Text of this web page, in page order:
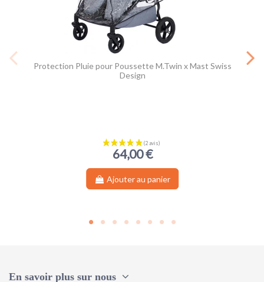
Protection Pluie pour Poussette M.Twin x Mast Swiss
Design
64,00 €
Ajouter au panier
En savoir plus sur nous